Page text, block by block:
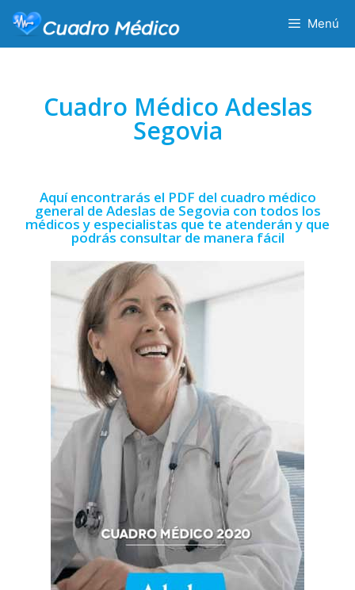
Menú
Cuadro Médico Adeslas
Segovia
Aquí encontrarás el PDF del cuadro médico
general de Adeslas de Segovia con todos los
médicos y especialistas que te atenderán y que
podrás consultar de manera fácil